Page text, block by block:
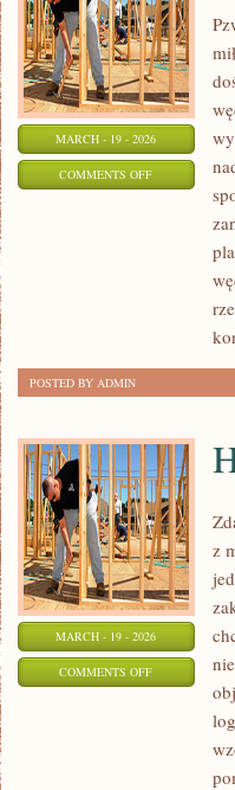
MARCH - 19 - 2026
COMMENTS OFFON
WĘDKARSTWO
POSTED BY ADMIN
MARCH - 19 - 2026
COMMENTS OFFON
z